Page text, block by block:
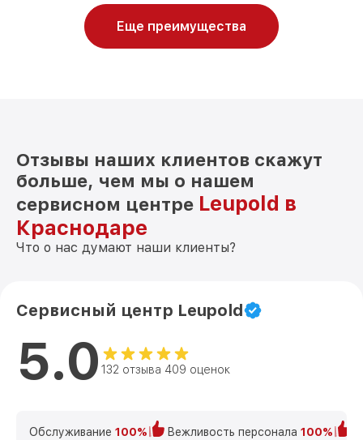
Еще преимущества
Отзывы наших клиентов скажут
больше, чем мы о нашем
сервисном центре Leupold в
Краснодаре
Что о нас думают наши клиенты?
Сервисный центр Leupold
5.0 132 отзыва 409 оценок
Обслуживание 100% Вежливость персонала 100%